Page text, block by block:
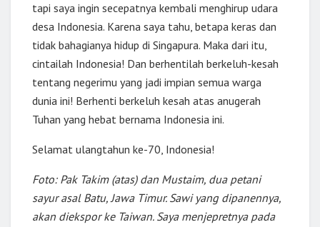
tapi saya ingin secepatnya kembali menghirup udara
desa Indonesia. Karena saya tahu, betapa keras dan
tidak bahagianya hidup di Singapura. Maka dari itu,
cintailah Indonesia! Dan berhentilah berkeluh-kesah
tentang negerimu yang jadi impian semua warga
dunia ini! Berhenti berkeluh kesah atas anugerah
Tuhan yang hebat bernama Indonesia ini.
Selamat ulangtahun ke-70, Indonesia!
Foto: Pak Takim (atas) dan Mustaim, dua petani
sayur asal Batu, Jawa Timur. Sawi yang dipanennya,
akan diekspor ke Taiwan. Saya menjepretnya pada